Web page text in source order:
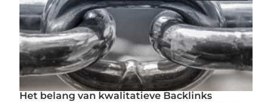
Het belang van kwalitatieve Backlinks